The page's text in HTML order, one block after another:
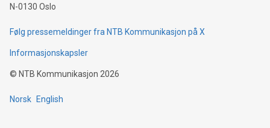
N-0130 Oslo
Følg pressemeldinger fra NTB Kommunikasjon på X
Informasjonskapsler
© NTB Kommunikasjon 2026
Norsk English